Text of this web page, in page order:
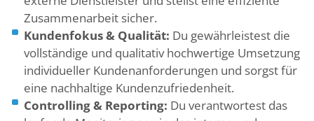
Zusammenarbeit sicher.
Kundenfokus & Qualität: Du gewährleistest die
vollständige und qualitativ hochwertige Umsetzung
individueller Kundenanforderungen und sorgst für
eine nachhaltige Kundenzufriedenheit.
Controlling & Reporting: Du verantwortest das